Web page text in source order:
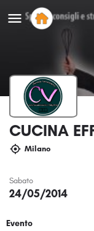
CUCINA
Milano
Sabato
24/05/2014
Evento